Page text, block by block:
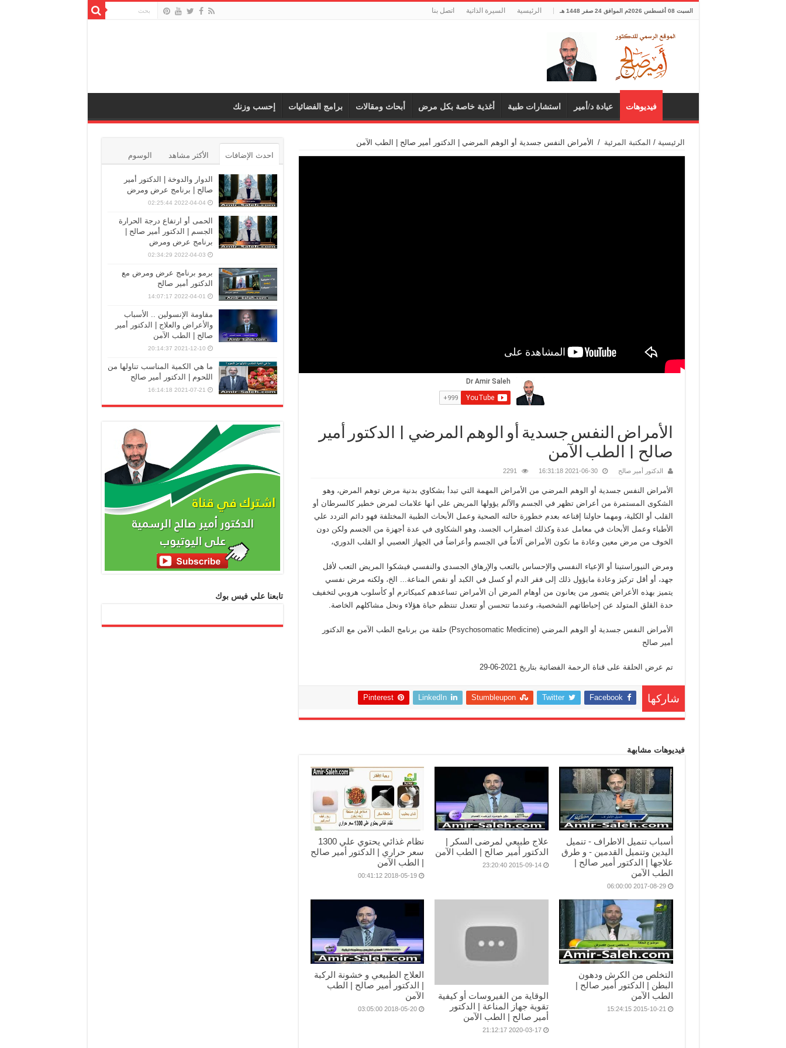
السبت 08 أغسطس 2026م الموافق 24 صفر 1448 هـ الرئيسية السيرة الذاتية اتصل بنا
فيديوهات عيادة د/أمير استشارات طبية أغذية خاصة بكل مرض أبحاث ومقالات برامج الفضائيات إحسب وزنك
الرئيسية / المكتبة المرئية / الأمراض النفس جسدية أو الوهم المرضي | الدكتور أمير صالح | الطب الآمن
الأمراض النفس جسدية أو الوهم المرضي | الدكتور أمير
صالح | الطب الآمن
الدكتور أمير صالح 2021-06-30 16:31:18
2291
الأمراض النفس جسدية أو الوهم المرضي من الأمراض المهمة التي تبدأ بشكاوي بدنية مرض توهم المرض، وهو
الشكوى المستمرة من أعراض تظهر في الجسم والآلم يؤولها المريض علي أنها علامات لمرض خطير كالسرطان أو
القلب أو الكلية، ومهما حاولنا إقناعه بعدم خطورة حالته الصحية وعمل الأبحاث الطبية المختلفة فهو دائم التردد علي
الأطباء وعمل الأبحاث في معامل عدة وكذلك اضطراب الجسد، وهو الشكاوى في عدة أجهزة من الجسم ولكن دون
الخوف من مرض معين وعادة ما تكون الأمراض آلاماً في الجسم وأعراضاً في الجهاز العصبي أو القلب الدوري،
ومرض النيوراستينا أو الإعياء النفسي والإحساس بالتعب والإرهاق الجسدي والنفسي فيشكوا المريض التعب لأقل
جهد، أو أقل تركيز وعادة مايؤول ذلك إلى فقر الدم أو كسل في الكبد أو نقص المناعة... الخ، ولكنه مرض نفسي
يتميز بهذه الأعراض يتصور من يعانون من أوهام المرض أن الأمراض تساعدهم كميكاترم أو كأسلوب هروبي لتخفيف
حدة القلق المتولد عن إحباطاتهم الشخصية، وعندما تتحسن أو تتعدل تنتظم حياة هؤلاء ونحل مشاكلهم الخاصة.
الأمراض النفس جسدية أو الوهم المرضي (Psychosomatic Medicine) حلقة من برنامج الطب الآمن مع الدكتور
أمير صالح
تم عرض الحلقة على قناة الرحمة الفضائية بتاريخ 2021-06-29
شاركها Facebook
Twitter
Stumbleupon
LinkedIn
Pinterest
فيديوهات مشابهة
أسباب تنميل الاطراف - تنميل
اليدين وتنميل القدمين - و طرق
علاجها | الدكتور أمير صالح |
الطب الآمن
2017-08-29 06:00:00
علاج طبيعي لمرضى السكر |
الدكتور أمير صالح | الطب الآمن
2015-09-14 23:20:40
نظام غذائي يحتوي علي 1300
سعر حراري | الدكتور أمير صالح
| الطب الآمن
2018-05-19 00:41:12
التخلص من الكرش ودهون
البطن | الدكتور أمير صالح |
الطب الآمن
2015-10-21 15:24:15
الوقاية من الفيروسات أو كيفية
تقوية جهاز المناعة | الدكتور
أمير صالح | الطب الآمن
2020-03-17 21:12:17
العلاج الطبيعي و خشونة الركبة
| الدكتور أمير صالح | الطب
الآمن
2018-05-20 03:05:00
احدث الإضافات الأكثر مشاهد الوسوم
الدوار والدوخة | الدكتور أمير
صالح | برنامج عرض ومرض
2022-04-04 02:25:44
الحمى أو ارتفاع درجة الحرارة
الجسم | الدكتور أمير صالح |
برنامج عرض ومرض
2022-04-03 02:34:29
برمو برنامج عرض ومرض مع
الدكتور أمير صالح
2022-04-01 14:07:17
مقاومة الإنسولين .. الأسباب
والأعراض والعلاج | الدكتور أمير
صالح | الطب الآمن
2021-12-10 20:14:37
ما هي الكمية المناسب تناولها من
اللحوم | الدكتور أمير صالح
2021-07-21 16:14:18
تابعنا علي فيس بوك